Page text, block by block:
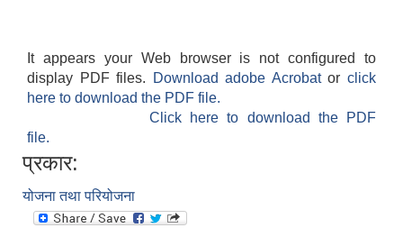
It appears your Web browser is not configured to
display PDF files.
Download adobe Acrobatorclick
here to download the PDF file.
Click here to download the PDF
file.
प्रकार:
योजना तथा परियोजना